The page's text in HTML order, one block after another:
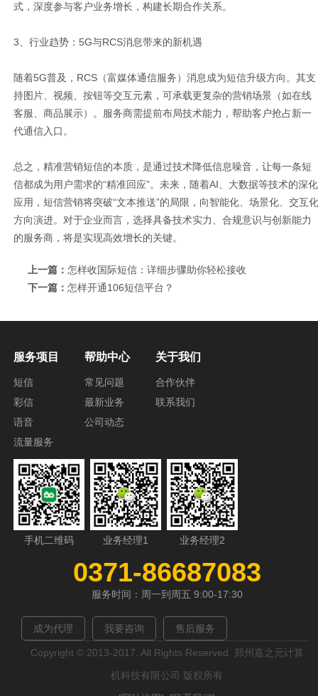
式，深度参与客户业务增长，构建长期合作关系。
3、行业趋势：5G与RCS消息带来的新机遇
随着5G普及，RCS（富媒体通信服务）消息成为短信升级方向。其支
持图片、视频、按钮等交互元素，可承载更复杂的营销场景（如在线
客服、商品展示）。服务商需提前布局技术能力，帮助客户抢占新一
代通信入口。
总之，精准营销短信的本质，是通过技术降低信息噪音，让每一条短
信都成为用户需求的“精准回应”。未来，随着AI、大数据等技术的深化
应用，短信营销将突破“文本推送”的局限，向智能化、场景化、交互化
方向演进。对于企业而言，选择具备技术实力、合规意识与创新能力
的服务商，将是实现高效增长的关键。
上一篇： 怎样收国际短信：详细步骤助你轻松接收
下一篇： 怎样开通106短信平台？
服务项目
短信
彩信
语音
流量服务
帮助中心
常见问题
最新业务
公司动态
关于我们
合作伙伴
联系我们
手机二维码 业务经理1 业务经理2
0371-86687083
服务时间：周一到周五 9:00-17:30
成为代理 我要咨询 售后服务
Copyright © 2013-2017. All Rights Reserved. 郑州嘉之元计算
机科技有限公司 版权所有